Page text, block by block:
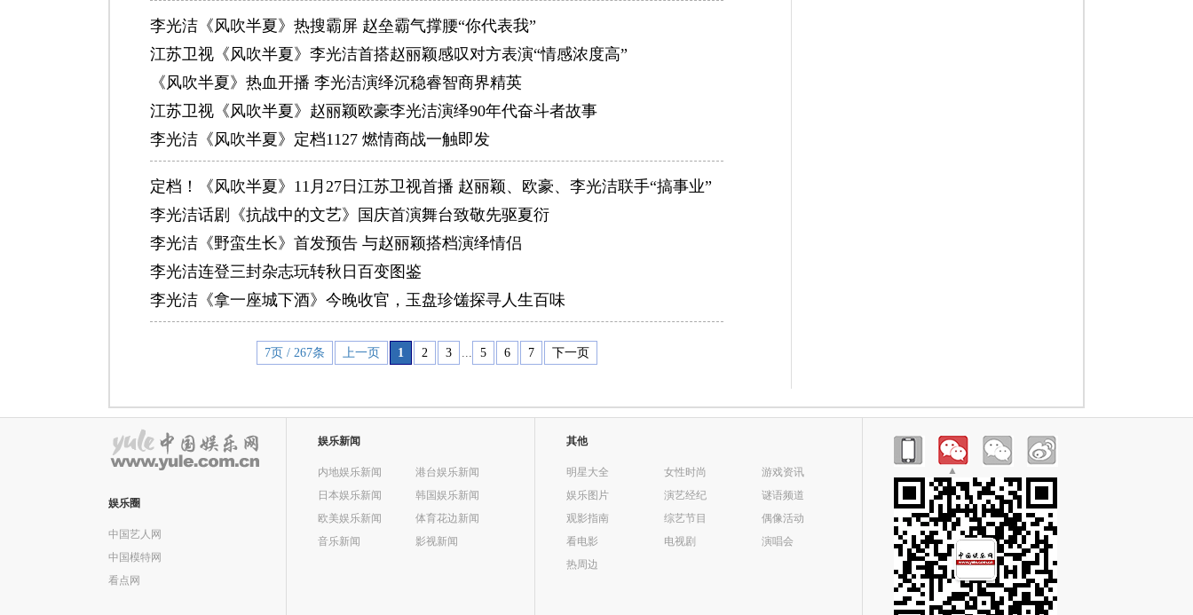
李光洁《风吹半夏》热搜霸屏 赵垒霸气撑腰“你代表我”
江苏卫视《风吹半夏》李光洁首搭赵丽颖感叹对方表演“情感浓度高”
《风吹半夏》热血开播 李光洁演绎沉稳睿智商界精英
江苏卫视《风吹半夏》赵丽颖欧豪李光洁演绎90年代奋斗者故事
李光洁《风吹半夏》定档1127 燃情商战一触即发
定档！《风吹半夏》11月27日江苏卫视首播 赵丽颖、欧豪、李光洁联手“搞事业”
李光洁话剧《抗战中的文艺》国庆首演舞台致敬先驱夏衍
李光洁《野蛮生长》首发预告 与赵丽颖搭档演绎情侣
李光洁连登三封杂志玩转秋日百变图鉴
李光洁《拿一座城下酒》今晚收官，玉盘珍馐探寻人生百味
7页 / 267条 上一页 1 2 3 ... 5 6 7 下一页
娱乐圈
中国艺人网
中国模特网
看点网
娱乐新闻
内地娱乐新闻
港台娱乐新闻
日本娱乐新闻
韩国娱乐新闻
欧美娱乐新闻
体育花边新闻
音乐新闻
影视新闻
其他
明星大全 女性时尚
游戏资讯
娱乐图片
演艺经纪
谜语频道
观影指南
综艺节目
偶像活动
看电影
电视剧
演唱会
热周边
▲